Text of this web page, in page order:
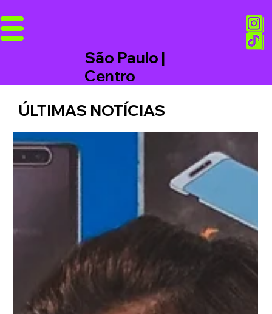
São Paulo |
Centro
ÚLTIMAS NOTÍCIAS